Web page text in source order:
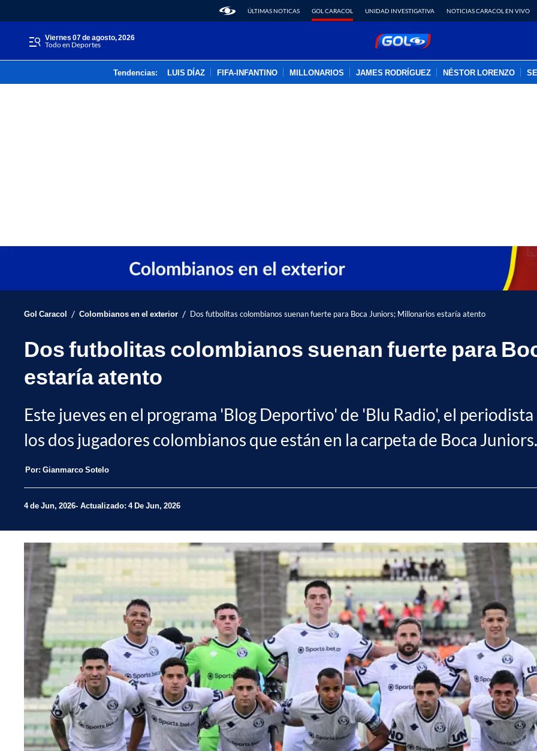
ÚLTIMAS NOTICAS GOL CARACOL UNIDAD INVESTIGATIVA NOTICIAS CARACOL EN VIVO
viernes 07 de agosto, 2026
Todo en Deportes
Tendencias: LUIS DÍAZ FIFA-INFANTINO MILLONARIOS JAMES RODRÍGUEZ NÉSTOR LORENZO
Gol Caracol / Colombianos en el exterior / Dos futbolitas colombianos suenan fuerte para Boca Juniors; Millonarios estaría atento
Dos futbolitas colombianos suenan fuerte para
estaría atento
Este jueves en el programa 'Blog Deportivo' de 'Blu Radio', el
los dos jugadores colombianos que están en la carpeta de Boca
Por: Gianmarco Sotelo
4 de Jun, 2026 Actualizado: 4 De Jun, 2026